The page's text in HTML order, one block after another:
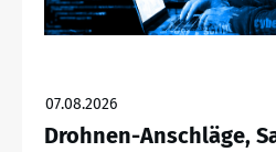
07.08.2026
Drohnen-Anschläge,